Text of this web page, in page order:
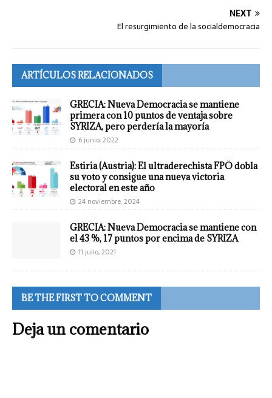
NEXT
El resurgimiento de la socialdemocracia
ARTÍCULOS RELACIONADOS
GRECIA: Nueva Democracia se mantiene
primera con 10 puntos de ventaja sobre
SYRIZA, pero perdería la mayoría
6 junio, 2022
Estiria (Austria): El ultraderechista FPÖ dobla
su voto y consigue una nueva victoria
electoral en este año
24 noviembre, 2024
GRECIA: Nueva Democracia se mantiene con
el 43 %, 17 puntos por encima de SYRIZA
11 julio, 2021
BE THE FIRST TO COMMENT
Deja un comentario